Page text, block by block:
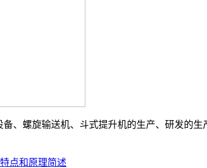
螺旋输送机、斗式提升机的生产、研发的生
点和原理简述